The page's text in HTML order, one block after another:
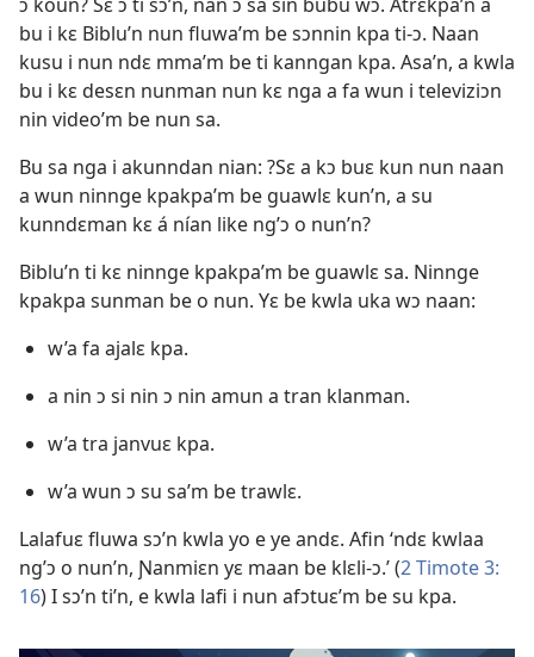
bu i kɛ Biblu’n nun fluwa’m be sɔnnin kpa ti-ɔ. Naan
kusu i nun ndɛ mma’m be ti kanngan kpa. Asa’n, a kwla
bu i kɛ desɛn nunman nun kɛ nga a fa wun i televiziɔn
nin video’m be nun sa.
Bu sa nga i akunndan nian: ?Sɛ a kɔ buɛ kun nun naan
a wun ninnge kpakpa’m be guawlɛ kun’n, a su
kunndɛman kɛ á nían like ng’ɔ o nun’n?
Biblu’n ti kɛ ninnge kpakpa’m be guawlɛ sa. Ninnge
kpakpa sunman be o nun. Yɛ be kwla uka wɔ naan:
w’a fa ajalɛ kpa.
a nin ɔ si nin ɔ nin amun a tran klanman.
w’a tra janvuɛ kpa.
w’a wun ɔ su sa’m be trawlɛ.
Lalafuɛ fluwa sɔ’n kwla yo e ye andɛ. Afin ‘ndɛ kwlaa
ng’ɔ o nun’n, Ɲanmiɛn yɛ maan be klɛli-ɔ.’ (2 Timote 3:​
16) I sɔ’n ti’n, e kwla lafi i nun afɔtuɛ’m be su kpa.